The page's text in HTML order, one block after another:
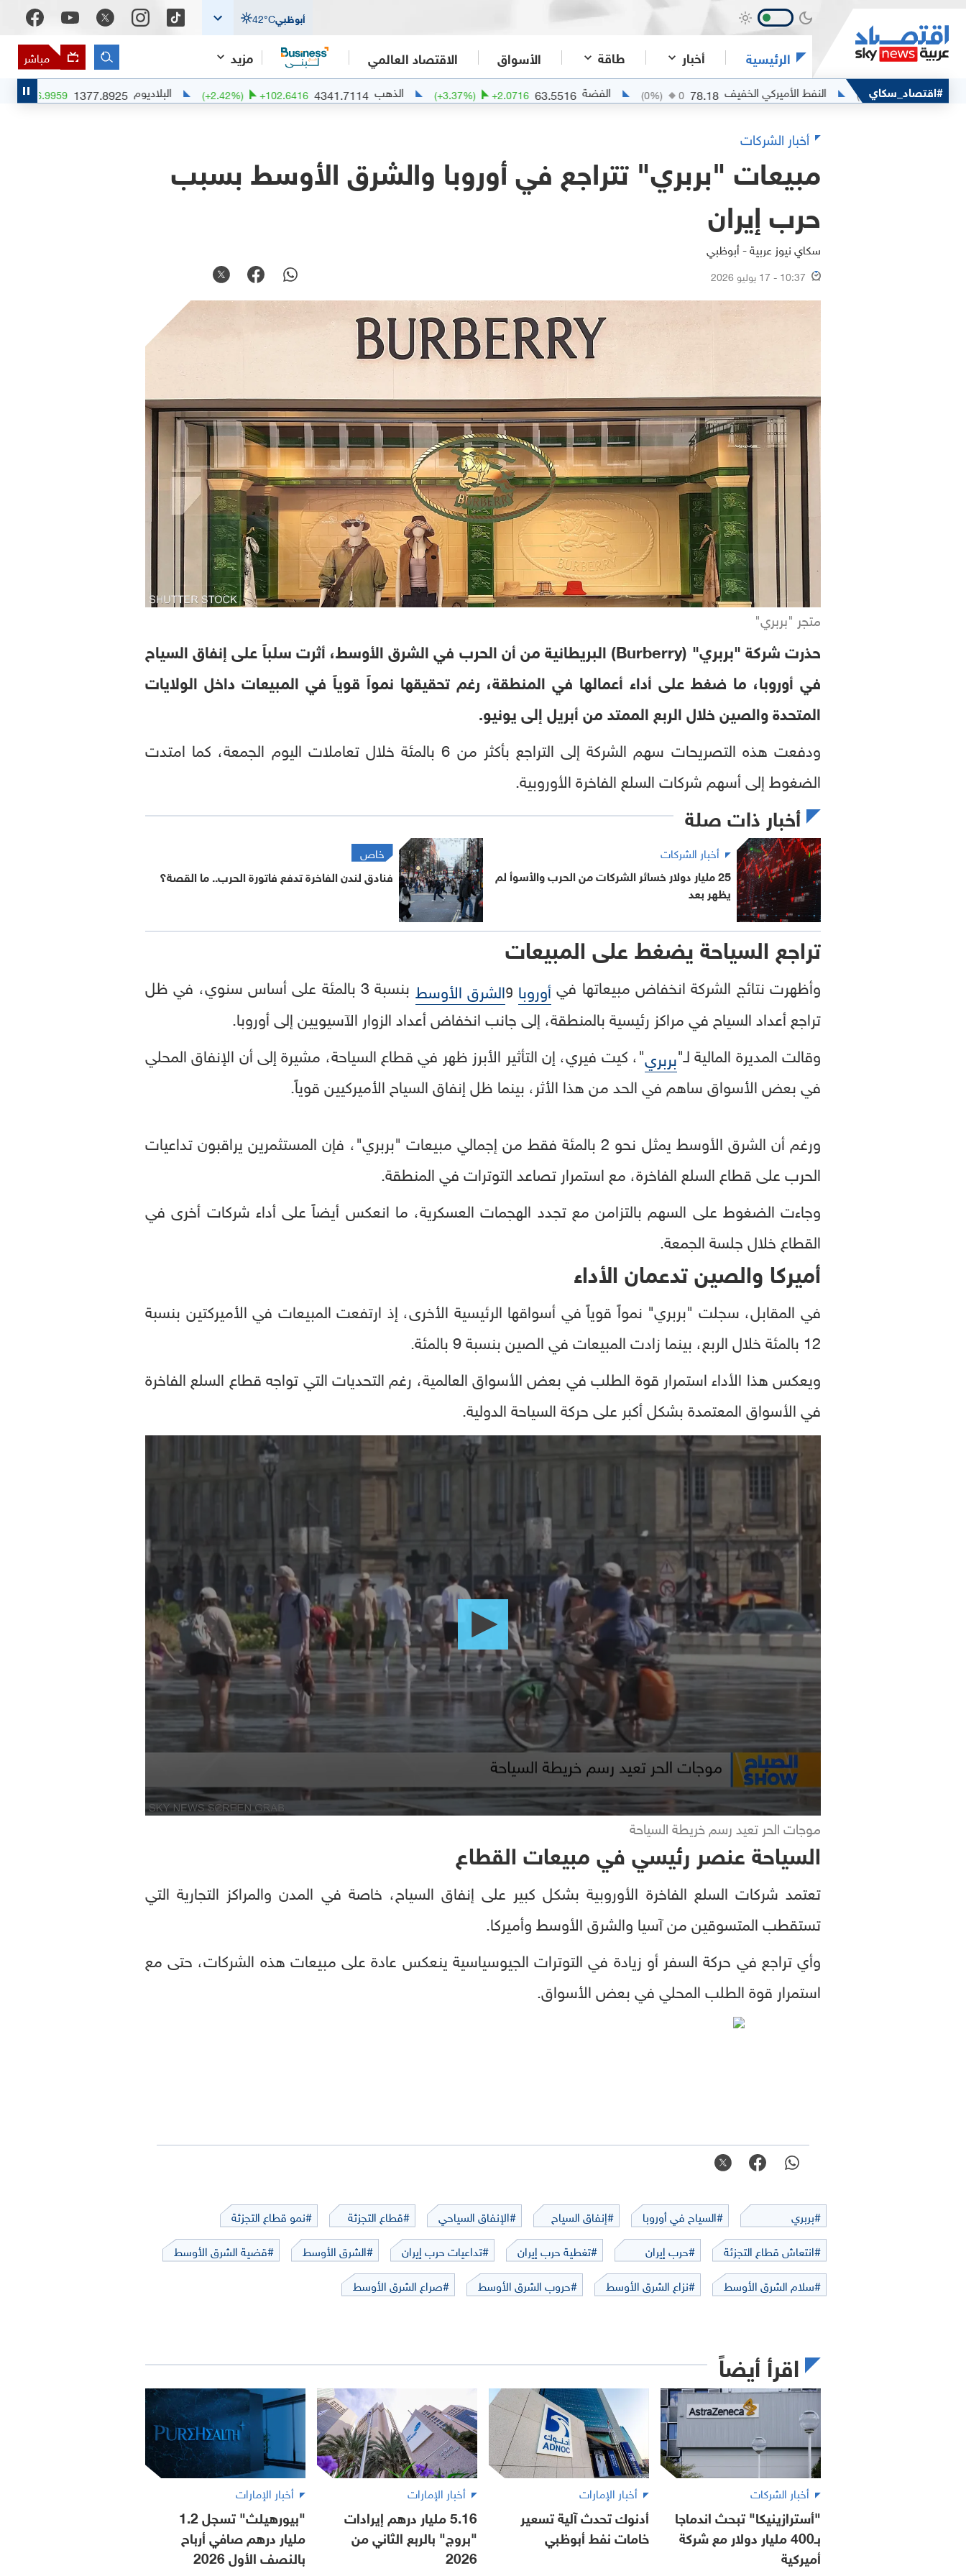
أبوظبي 42°C
الرئيسية أخبار طاقة الأسواق الاقتصاد العالمي مزيد مباشر
#اقتصاد_سكاي
(0%) النفط الأميركي الخفيف 78.18
0
(0%) الفضة 63.5516
+2.0716
(+3.37 %) الذهب 4341.7114
+102.6416
(+2.42%) البلاديوم 1377.8925
+6.9959
(+0.51 %)
أخبار الشركات
مبيعات "بربري" تتراجع في أوروبا والشرق الأوسط بسبب
حرب إيران
سكاي نيوز عربية - أبوظبي
10:37 - 17 يوليو 2026
متجر "بربري"
حذرت شركة "بربري" (Burberry) البريطانية من أن الحرب في الشرق الأوسط، أثرت سلباً على إنفاق السياح
في أوروبا، ما ضغط على أداء أعمالها في المنطقة، رغم تحقيقها نمواً قوياً في المبيعات داخل الولايات
المتحدة والصين خلال الربع الممتد من أبريل إلى يونيو.
ودفعت هذه التصريحات سهم الشركة إلى التراجع بأكثر من 6 بالمئة خلال تعاملات اليوم الجمعة، كما امتدت
الضغوط إلى أسهم شركات السلع الفاخرة الأوروبية.
أخبار ذات صلة
أخبار الشركات
25 مليار دولار خسائر الشركات من الحرب والأسوأ لم
يظهر بعد
خاص
فنادق لندن الفاخرة تدفع فاتورة الحرب.. ما القصة؟
تراجع السياحة يضغط على المبيعات
وأظهرت نتائج الشركة انخفاض مبيعاتها فيأوروبا والشرق الأوسط
بنسبة 3 بالمئة على أساس سنوي، في ظل
تراجع أعداد السياح في مراكز رئيسية بالمنطقة، إلى جانب انخفاض أعداد الزوار الآسيويين إلى أوروبا.
وقالت المديرة المالية لـ"بربري"، كيت فيري، إن التأثير الأبرز ظهر في قطاع السياحة، مشيرة إلى أن الإنفاق المحلي
في بعض الأسواق ساهم في الحد من هذا الأثر، بينما ظل إنفاق السياح الأميركيين قوياً.
ورغم أن الشرق الأوسط يمثل نحو 2 بالمئة فقط من إجمالي مبيعات "بربري"، فإن المستثمرين يراقبون تداعيات
الحرب على قطاع السلع الفاخرة، مع استمرار تصاعد التوترات في المنطقة.
وجاءت الضغوط على السهم بالتزامن مع تجدد الهجمات العسكرية، ما انعكس أيضاً على أداء شركات أخرى في
القطاع خلال جلسة الجمعة.
أميركا والصين تدعمان الأداء
في المقابل، سجلت "بربري" نمواً قوياً في أسواقها الرئيسية الأخرى، إذ ارتفعت المبيعات في الأميركتين بنسبة
12 بالمئة خلال الربع، بينما زادت المبيعات في الصين بنسبة 9 بالمئة.
ويعكس هذا الأداء استمرار قوة الطلب في بعض الأسواق العالمية، رغم التحديات التي تواجه قطاع السلع الفاخرة
في الأسواق المعتمدة بشكل أكبر على حركة السياحة الدولية.
موجات الحر تعيد رسم خريطة السياحة
السياحة عنصر رئيسي في مبيعات القطاع
تعتمد شركات السلع الفاخرة الأوروبية بشكل كبير على إنفاق السياح، خاصة في المدن والمراكز التجارية التي
تستقطب المتسوقين من آسيا والشرق الأوسط وأميركا.
وأي تراجع في حركة السفر أو زيادة في التوترات الجيوسياسية ينعكس عادة على مبيعات هذه الشركات، حتى مع
استمرار قوة الطلب المحلي في بعض الأسواق.
#بربري #السياح في أوروبا #إنفاق السياح #الإنفاق السياحي #قطاع التجزئة
#نمو قطاع التجزئة
#انتعاش قطاع التجزئة
#حرب إيران #تغطية حرب إيران #تداعيات حرب إيران #الشرق الأوسط
#قضية الشرق الأوسط
#سلام الشرق الأوسط
#نزاع الشرق الأوسط #حروب الشرق الأوسط #صراع الشرق الأوسط
اقرأ أيضاً
أخبار الشركات
"أسترازينيكا" تبحث اندماجا
بـ400 مليار دولار مع شركة
أميركية
أخبار الإمارات
أدنوك تحدث آلية تسعير
خامات نفط أبوظبي
أخبار الإمارات
5.16 مليار درهم إيرادات
"بروج" بالربع الثاني من
2026
أخبار الإمارات
"بيورهيلث" تسجل 1.2
مليار درهم صافي أرباح
بالنصف الأول 2026